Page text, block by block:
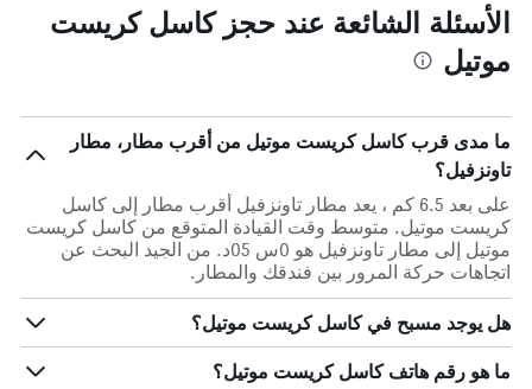
الأسئلة الشائعة عند حجز كاسل كريست
موتيل
ما مدى قرب كاسل كريست موتيل من أقرب مطار، مطار
تاونزفيل؟
على بعد 6.5 كم ، يعد مطار تاونزفيل أقرب مطار إلى كاسل
كريست موتيل. متوسط وقت القيادة المتوقع من كاسل كريست
موتيل إلى مطار تاونزفيل هو 0س 05د. من الجيد البحث عن
اتجاهات حركة المرور بين فندقك والمطار.
هل يوجد مسبح في كاسل كريست موتيل؟
ما هو رقم هاتف كاسل كريست موتيل؟